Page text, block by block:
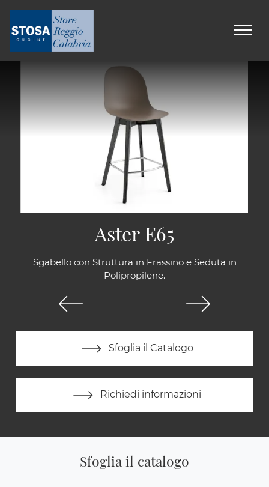
Sgabello con Struttura in Frassino e Seduta in
Polipropilene.
Sfoglia il Catalogo
Richiedi informazioni
Aster E65
Sfoglia il catalogo